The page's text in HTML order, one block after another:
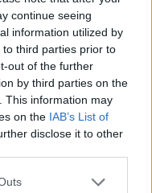
continue seeing
information utilized by
third parties prior to
out of the further
by third parties on the
This information may
on the IAB’s List of
disclose it to other
y series nativas.
los
Si las pruebas
podría ser el
streaming (y